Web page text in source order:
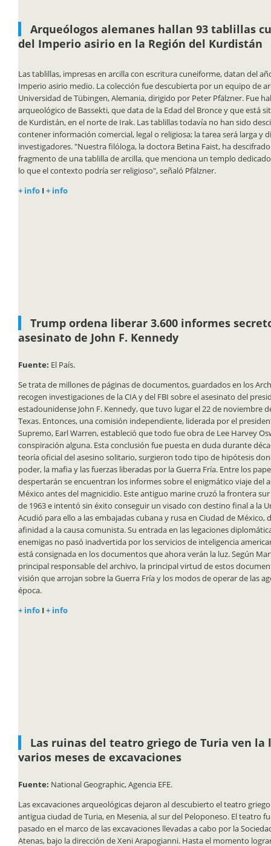
Arqueólogos alemanes hallan 93 tablillas
del Imperio asirio en la Región del Kurdistán
Las tablillas, impresas en arcilla con escritura cuneiforme, datan del
Imperio asirio medio. La colección fue descubierta por un equipo de
Universidad de Tübingen, Alemania, dirigido por Peter Pfälzner. Fue
arqueológico de Bassekti, que data de la Edad del Bronce y que está
de Kurdistán, en el norte de Irak. Las tablillas todavía no han sido
contener información comercial, legal o religiosa; la tarea será larga y
investigadores. "Nuestra filóloga, la doctora Betina Faist, ha
fragmento de una tablilla de arcilla, que menciona un templo
lo que el contexto podría ser religioso", señaló Pfälzner.
+ info I+ info
Trump ordena liberar 3.600 informes
asesinato de John F. Kennedy
Fuente: El País.
Se trata de millones de páginas de documentos, guardados en los
recogen investigaciones de la CIA y del FBI sobre el asesinato del
estadounidense John F. Kennedy, que tuvo lugar el 22 de noviembre
Texas. Entonces, una comisión independiente, liderada por el
Supremo, Earl Warren, estableció que todo fue obra de Lee Harvey
conspiración alguna. Esta conclusión fue puesta en duda durante
teoría oficial del asesino solitario, surgieron todo tipo de hipótesis
poder, la mafia y las fuerzas liberadas por la Guerra Fría. Entre los
despertarán se encuentran los informes sobre el enigmático viaje del
México antes del magnicidio. Este antiguo marine cruzó la frontera
de 1963 e intentó sin éxito conseguir un visado con destino final a la
Acudió para ello a las embajadas cubana y rusa en Ciudad de México,
afinidad a la causa comunista. Su entrada en las legaciones
enemigas no pasó inadvertida por los servicios de inteligencia
está consignada en los documentos que ahora verán la luz. Según
principal responsable del archivo, la principal virtud de estos
visión que arrojan sobre la Guerra Fría y los modos de operar de las
época.
+ info I+ info
Las ruinas del teatro griego de Turia ven la
varios meses de excavaciones
Fuente: National Geographic, Agencia EFE.
Las excavaciones arqueológicas dejaron al descubierto el teatro
antigua ciudad de Turia, en Mesenia, al sur del Peloponeso. El teatro
pasado en el marco de las excavaciones llevadas a cabo por la
Atenas, bajo la dirección de Xeni Arapogianni. Hasta el momento